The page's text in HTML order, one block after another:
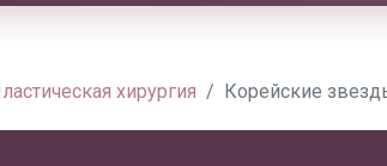
хирургия Корейские